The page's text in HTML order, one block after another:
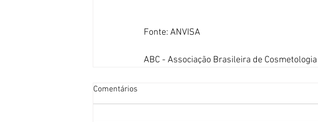
Fonte: ANVISA
ABC - Associação Brasileira de Cosmetologia
Comentários